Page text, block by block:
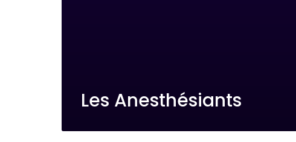
Les Anesthésiants